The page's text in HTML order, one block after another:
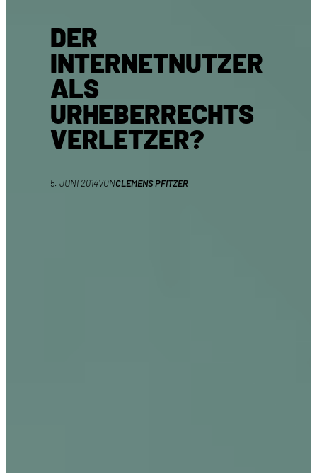
DER
INTERNETNUTZER
ALS
URHEBERRECHTS
VERLETZER?
5. JUNI 2014VONCLEMENS PFITZER